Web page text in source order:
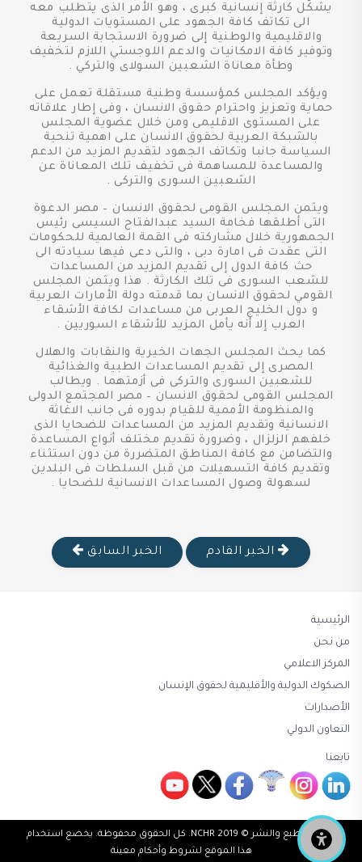
يشكّل كارثة إنسانية كبرى ، وهو الأمر الذى يتطلب معه
الى تكاتف كافة الجهود على المستويات الدولية
والاقليمية والوطنية إلى ضرورة الاستجابة السريعة
وتوفير كافة الامكانيات والدعم اللوجستي اللازم لتخفيف
وطأة معاناة الشعبين السولاى والتركي .
ويؤكد المجلس كمؤسسة وطنية مستقلة تعمل على
حماية وتعزيز واحترام حقوق الانسان ، وفى إطار علاقاته
على المستوى الاقليمى ومن خلال عضوية المجلس
بالشبكة العربية لحقوق الانسان على اهمية تنحية
السياسة جانبا وتكاتف الجهود لتقديم المزيد من الدعم
والمساعدة للمساهمة فى تخفيف تلك المعاناة عن
الشعبين السورى والتركى .
ويثمن المجلس القومى لحقوق الانسان – مصر الدعوة
التى أطلقها فخامة السيد عبدالفتاح السيسى رئيس
الجمهورية خلال مشاركته فى القمة العالمية للحكومات
التى عقدت فى امارة دبى ، والتى دعى فيها سيادته الى
حث كافة الدول إلى تقديم المزيد من المساعدات
للشعب السورى فى تلك الكارثة . هذا ويثمن المجلس
القومي لحقوق الانسان بما قدمته دولة الأمارات العربية
و دول الخليج العربى من مساعدات لكافة الأشقاء
العرب إلا أنه يأمل المزيد للأشقاء السوريين .
كما يحث المجلس الجهات الخيرية والنقابات والهلال
المصرى إلى تقديم المساعدات الطبية والغذائية
للشعبين السورى والتركى فى أزمتهما . ويطالب
المجلس القومى لحقوق الانسان – مصر المجتمع الدولى
والمنظومة الأممية للقيام بدوره فى جانب الاغاثة
الانسانية وتقديم المزيد من المساعدات للضحايا الذى
خلفهم الزلزال ، وضرورة تقديم مختلف أنواع المساعدة
والتضامن مع كافة المناطق المتضررة من دون استثناء
وتقديم كافة التسهيلات من قبل السلطات فى البلدين
لسهولة وصول المساعدات الانسانية للضحايا .
الخبر القادم الخبر السابق
الرئيسية
من نحن
المركز الاعلامي
الصكوك الدولية والأقليمية لحقوق الإنسان
الأصدارات
التعاون الدولي
تابعنا
حقوق الطبع والنشر © 2019 NCHR. كل الحقوق محفوظة. يخضع استخدام
هذا الموقع لشروط وأحكام معينة